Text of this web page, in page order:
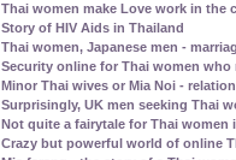
Thai women make Love work in the
Story of HIV Aids in Thailand
Thai women, Japanese men -
Security online for Thai women who
Minor Thai wives or Mia Noi -
Surprisingly, UK men seeking Thai
Not quite a fairytale for Thai women
Crazy but powerful world of online